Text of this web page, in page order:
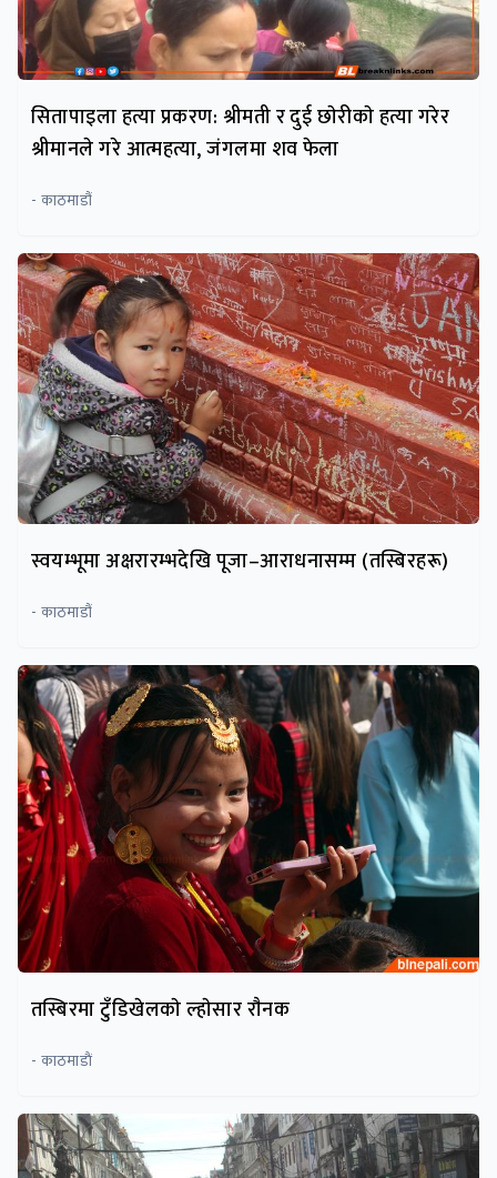
सितापाइला हत्या प्रकरण: श्रीमती र दुई छाेरीकाे हत्या गरेर
श्रीमानले गरे आत्महत्या, जंगलमा शव फेला
- काठमाडौं
स्वयम्भूमा अक्षरारम्भदेखि पूजा–आराधनासम्म (तस्बिरहरू)
- काठमाडौं
तस्बिरमा टुँडिखेलकाे ल्हाेसार राैनक
- काठमाडाैं